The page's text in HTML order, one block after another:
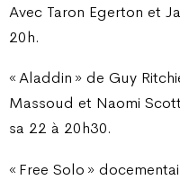
Avec Taron Egerton et
20h.
« Aladdin » de Guy
Massoud et Naomi
sa 22 à 20h30.
« Free Solo »